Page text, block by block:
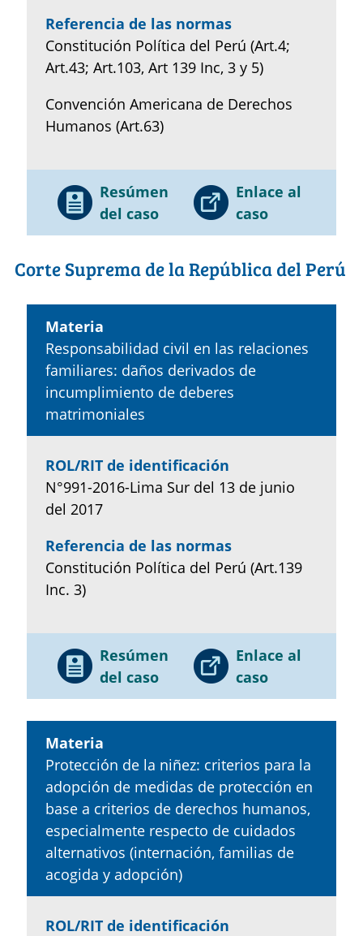
Referencia de las normas
Constitución Política del Perú (Art.4;
Art.43; Art.103, Art 139 Inc, 3 y 5)
Convención Americana de Derechos
Humanos (Art.63)
Resúmen
del caso
Enlace al
caso
Corte Suprema de la República del Perú
Materia
Responsabilidad civil en las relaciones
familiares: daños derivados de
incumplimiento de deberes
matrimoniales
ROL/RIT de identificación
N°991-2016-Lima Sur del 13 de junio
del 2017
Referencia de las normas
Constitución Política del Perú (Art.139
Inc. 3)
Resúmen
del caso
Enlace al
caso
Materia
Protección de la niñez: criterios para la
adopción de medidas de protección en
base a criterios de derechos humanos,
especialmente respecto de cuidados
alternativos (internación, familias de
acogida y adopción)
ROL/RIT de identificación